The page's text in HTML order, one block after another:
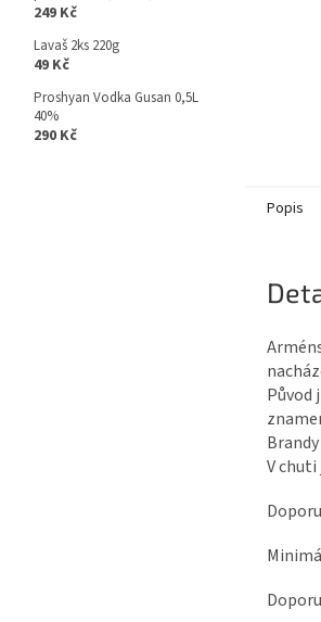
249 Kč
Lavaš 2ks 220g
49 Kč
Proshyan Vodka Gusan 0,5L
40%
290 Kč
Popis
Původ
V